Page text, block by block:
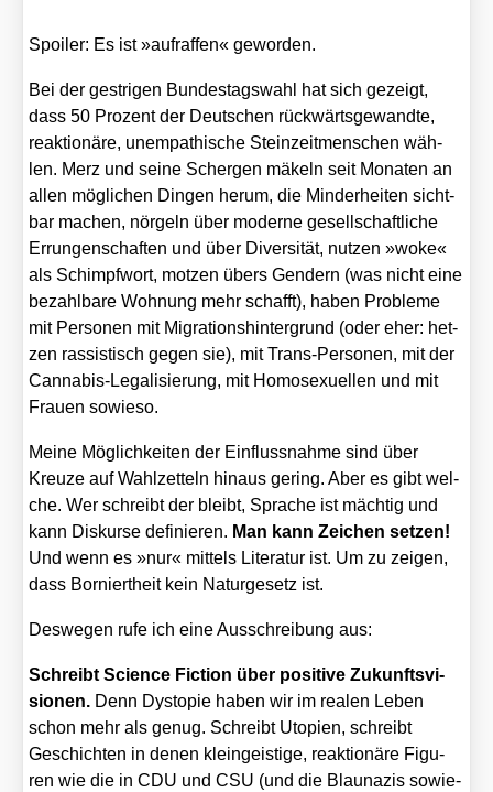
Spoi­ler: Es ist »auf­raf­fen« gewor­den.
Bei der gest­ri­gen Bun­des­tags­wahl hat sich gezeigt,
dass 50 Pro­zent der Deut­schen rück­wärts­ge­wand­te,
reak­tio­nä­re, unem­pa­thi­sche Stein­zeit­men­schen wäh­
len. Merz und sei­ne Scher­gen mäkeln seit Mona­ten an
allen mög­li­chen Din­gen her­um, die Min­der­hei­ten sicht­
bar machen, nör­geln über moder­ne gesell­schaft­li­che
Errun­gen­schaf­ten und über Diver­si­tät, nut­zen »woke«
als Schimpf­wort, mot­zen übers Gen­dern (was nicht eine
bezahl­ba­re Woh­nung mehr schafft), haben Pro­ble­me
mit Per­so­nen mit Migra­ti­ons­hin­ter­grund (oder eher: het­
zen ras­sis­tisch gegen sie), mit Trans-Per­so­nen, mit der
Can­na­bis-Lega­li­sie­rung, mit Homo­se­xu­el­len und mit
Frau­en sowie­so.
Mei­ne Mög­lich­kei­ten der Ein­fluss­nah­me sind über
Kreu­ze auf Wahl­zet­teln hin­aus gering. Aber es gibt wel­
che. Wer schreibt der bleibt, Spra­che ist mäch­tig und
kann Dis­kur­se defi­nie­ren. Man kann Zei­chen set­zen!
Und wenn es »nur« mit­tels Lite­ra­tur ist. Um zu zei­gen,
dass Bor­niert­heit kein Natur­ge­setz ist.
Des­we­gen rufe ich eine Aus­schrei­bung aus:
Schreibt Sci­ence Fic­tion über posi­ti­ve Zukunfts­vi­
sio­nen. Denn Dys­to­pie haben wir im rea­len Leben
schon mehr als genug. Schreibt Uto­pien, schreibt
Geschich­ten in denen klein­geis­ti­ge, reak­tio­nä­re Figu­
ren wie die in CDU und CSU (und die Blau­na­zis sowie­